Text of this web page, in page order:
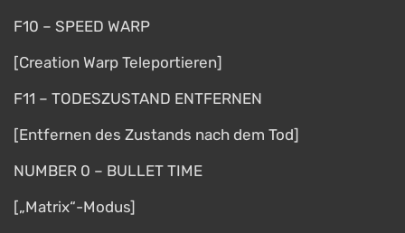
F10 – SPEED WARP
[Creation Warp Teleportieren]
F11 – TODESZUSTAND ENTFERNEN
[Entfernen des Zustands nach dem Tod]
NUMBER 0 – BULLET TIME
[„Matrix“-Modus]